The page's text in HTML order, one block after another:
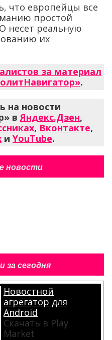
что европейцы все
простой
несет реальную
их
за материал
.
на новости
вЯндекс.Дзен,
, Вконтакте,
и YouTube.
новости
за сегодня
Новостной
агрегатор для
Android
Скачать в Play
Market